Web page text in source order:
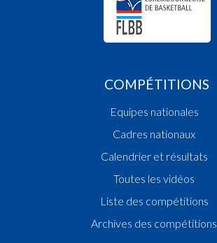
COMPÉTITIONS
Equipes nationales
Cadres nationaux
Calendrier et résultats
Toutes les vidéos
Liste des compétitions
Archives des compétitions